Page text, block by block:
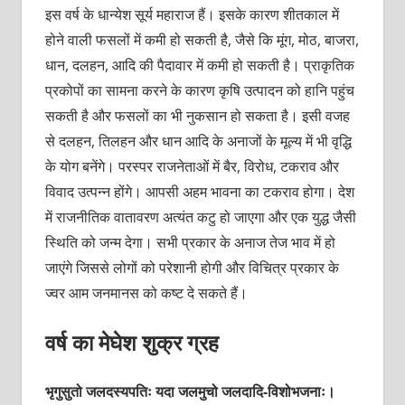
इस वर्ष के धान्येश सूर्य महाराज हैं। इसके कारण शीतकाल में
होने वाली फसलों में कमी हो सकती है, जैसे कि मूंग, मोठ, बाजरा,
धान, दलहन, आदि की पैदावार में कमी हो सकती है। प्राकृतिक
प्रकोपों का सामना करने के कारण कृषि उत्पादन को हानि पहुंच
सकती है और फसलों का भी नुकसान हो सकता है। इसी वजह
से दलहन, तिलहन और धान आदि के अनाजों के मूल्य में भी वृद्धि
के योग बनेंगे। परस्पर राजनेताओं में बैर, विरोध, टकराव और
विवाद उत्पन्न होंगे। आपसी अहम भावना का टकराव होगा। देश
में राजनीतिक वातावरण अत्यंत कटु हो जाएगा और एक युद्ध जैसी
स्थिति को जन्म देगा। सभी प्रकार के अनाज तेज भाव में हो
जाएंगे‌ जिससे लोगों को परेशानी होगी और विचित्र प्रकार के
ज्वर आम जनमानस को कष्ट दे सकते हैं।
वर्ष का मेघेश शुक्र ग्रह
भृगुसुतो जलदस्यपतिः यदा जलमुचो जलदादि-विशोभजनाः।